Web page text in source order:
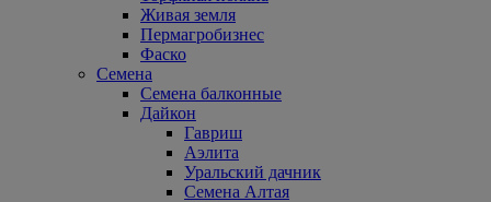
Живая земля
Пермагробизнес
Фаско
Семена
Семена балконные
Дайкон
Гавриш
Аэлита
Уральский дачник
Семена Алтая